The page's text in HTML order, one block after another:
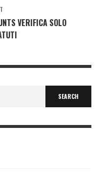
VERIFICA SOLO